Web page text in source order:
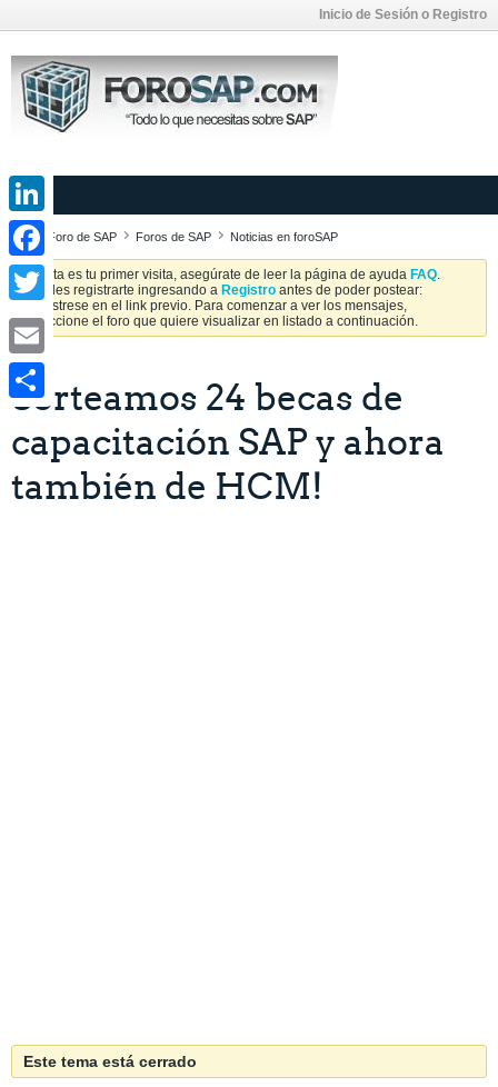
Inicio de Sesión o Registro
Foro de SAP Foros de SAP Noticias en foroSAP
Si esta es tu primer visita, asegúrate de leer la página de ayuda FAQ.
Puedes registrarte ingresando a Registro antes de poder postear:
Regístrese en el link previo. Para comenzar a ver los mensajes,
seleccione el foro que quiere visualizar en listado a continuación.
Sorteamos 24 becas de
capacitación SAP y ahora
también de HCM!
Este tema está cerrado
LinkedIn
Facebook
Twitter
Email